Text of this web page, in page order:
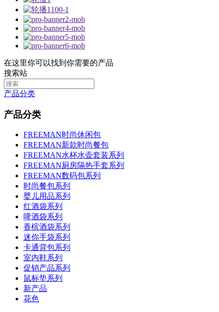
在这里你可以找到你需要的产品
搜索站
产品分类
产品分类
FREEMAN时尚休闲包
FREEMAN新款时尚餐包
FREEMAN水杯水壶套装系列
FREEMAN厨房隔热手套系列
FREEMAN数码包系列
时尚餐包系列
婴儿用品系列
红酒袋系列
啤酒袋系列
香槟酒袋系列
迷你手袋系列
卡通背包系列
室内鞋系列
促销产品系列
鼠标垫系列
新产品
花色